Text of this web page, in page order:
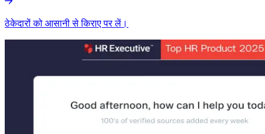
ठेकेदारों को आसानी से किराए पर लें।​​